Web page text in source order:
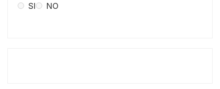
SI NO